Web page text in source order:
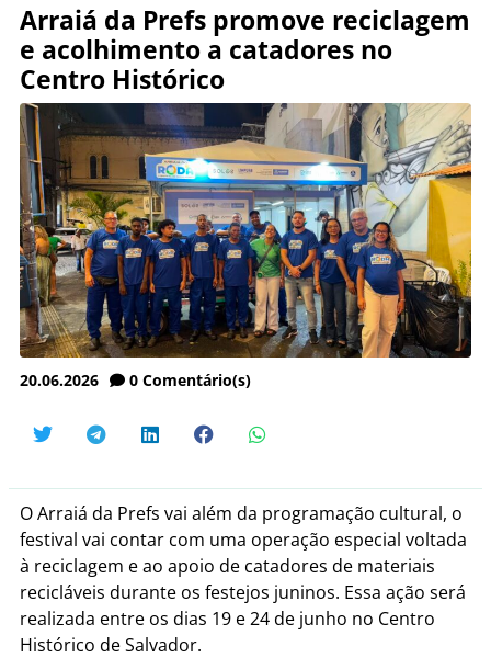
Arraiá da Prefs promove reciclagem
e acolhimento a catadores no
Centro Histórico
20.06.2026 0 Comentário(s)
O Arraiá da Prefs vai além da programação cultural, o
festival vai contar com uma operação especial voltada
à reciclagem e ao apoio de catadores de materiais
recicláveis durante os festejos juninos. Essa ação será
realizada entre os dias 19 e 24 de junho no Centro
Histórico de Salvador.